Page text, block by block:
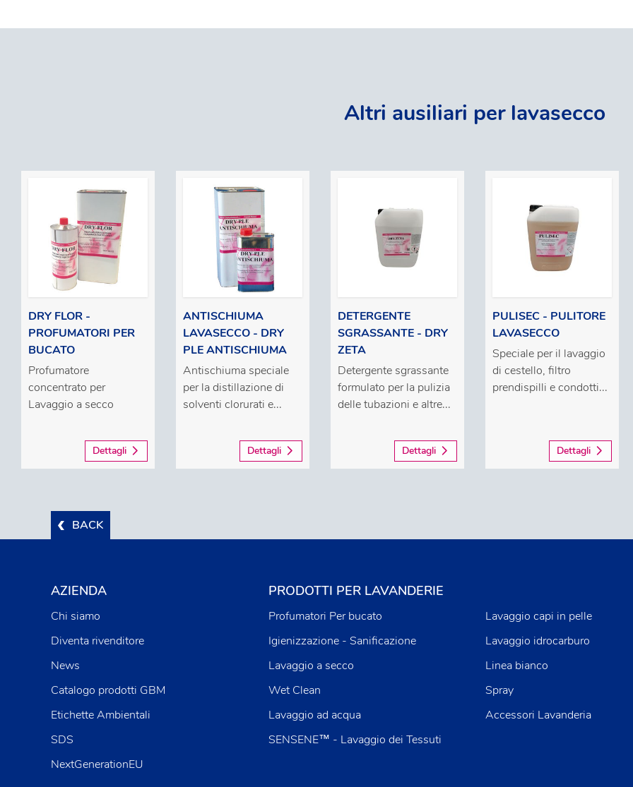
Altri ausiliari per lavasecco
DRY FLOR -
PROFUMATORI PER
BUCATO
Profumatore
concentrato per
Lavaggio a secco
Dettagli
ANTISCHIUMA
LAVASECCO - DRY
PLE ANTISCHIUMA
Antischiuma speciale
per la distillazione di
solventi clorurati e...
Dettagli
DETERGENTE
SGRASSANTE - DRY
ZETA
Detergente sgrassante
formulato per la pulizia
delle tubazioni e altre...
Dettagli
PULISEC - PULITORE
LAVASECCO
Speciale per il lavaggio
di cestello, filtro
prendispilli e condotti...
Dettagli
BACK
PRODOTTI PER LAVANDERIE
Profumatori Per bucato
Igienizzazione - Sanificazione
Lavaggio a secco
Wet Clean
Lavaggio ad acqua
SENSENE™ - Lavaggio dei Tessuti
Lavaggio capi in pelle
Lavaggio idrocarburo
Linea bianco
Spray
Accessori Lavanderia
AZIENDA
Chi siamo
Diventa rivenditore
News
Catalogo prodotti GBM
Etichette Ambientali
SDS
NextGenerationEU